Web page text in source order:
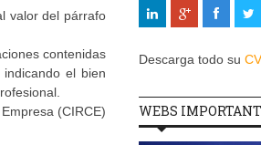
valor del párrafo
contenidas
el bien
(CIRCE)
Descarga todo su
WEBS